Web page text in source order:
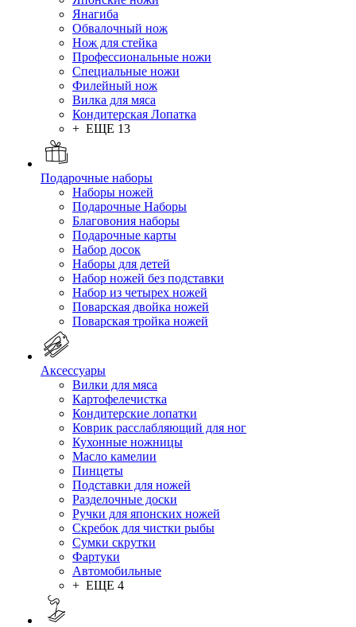
Янагиба
Обвалочный нож
Нож для стейка
Профессиональные ножи
Специальные ножи
Филейный нож
Вилка для мяса
Кондитерская Лопатка
+ ЕЩЕ 13
Подарочные наборы
Наборы ножей
Подарочные Наборы
Благовония наборы
Подарочные карты
Набор досок
Наборы для детей
Набор ножей без подставки
Набор из четырех ножей
Поварская двойка ножей
Поварская тройка ножей
Аксессуары
Вилки для мяса
Картофелечистка
Кондитерские лопатки
Коврик расслабляющий для ног
Кухонные ножницы
Масло камелии
Пинцеты
Подставки для ножей
Разделочные доски
Ручки для японских ножей
Скребок для чистки рыбы
Сумки скрутки
Фартуки
Автомобильные
+ ЕЩЕ 4